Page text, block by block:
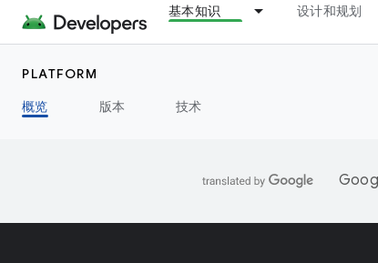
基本知识 设计和规划
PLATFORM
概览
版本 技术